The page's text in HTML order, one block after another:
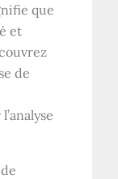
que
et
de